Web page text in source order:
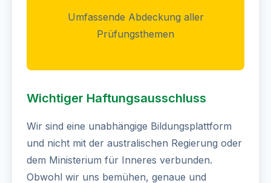
Umfassende Abdeckung aller
Prüfungsthemen
Wichtiger Haftungsausschluss
Wir sind eine unabhängige Bildungsplattform
und nicht mit der australischen Regierung oder
dem Ministerium für Inneres verbunden.
Obwohl wir uns bemühen, genaue und